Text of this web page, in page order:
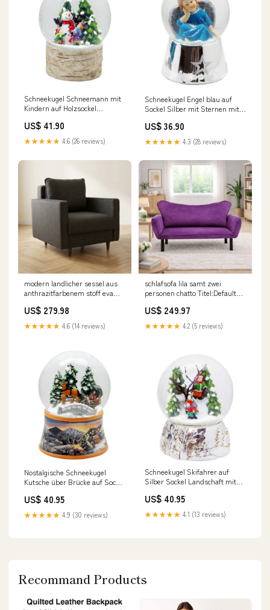
Schneekugel Schneemann mit
Kindern auf Holzsockel
Durchmesser Neuheiten
Weihnachten 25
US$ 41.90
★★★★★ 4.6 (26 reviews)
Schneekugel Engel blau auf
Sockel Silber mit Sternen mit
Neuheiten 25
US$ 36.90
★★★★★ 4.3 (28 reviews)
modern landlicher sessel aus
anthrazitfarbenem stoff eva
US$ 279.98
★★★★★ 4.6 (14 reviews)
schlafsofa lila samt zwei
personen chatto Titel:Default
US$ 249.97
★★★★★ 4.2 (5 reviews)
Nostalgische Schneekugel
Kutsche über Brücke auf Sockel
Durchmesser mit Spieluhr
Neuheiten
US$ 40.95
★★★★★ 4.9 (30 reviews)
Schneekugel Skifahrer auf
Silber Sockel Landschaft mit
Nacht 10 cm Durchmesser
Wurm 24 ocker
US$ 40.95
★★★★★ 4.1 (13 reviews)
Recommand Products